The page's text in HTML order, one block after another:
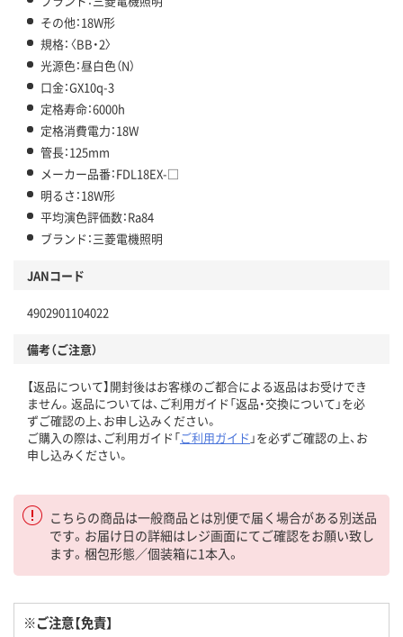
その他：18W形
規格：〈BB・2〉
光源色：昼白色（N）
口金：GX10q-3
定格寿命：6000h
定格消費電力：18W
管長：125mm
メーカー品番：FDL18EX-□
明るさ：18W形
平均演色評価数：Ra84
ブランド：三菱電機照明
JANコード
4902901104022
備考（ご注意）
【返品について】開封後はお客様のご都合による返品はお受けでき
ません。返品については、ご利用ガイド「返品・交換について」を必
ずご確認の上、お申し込みください。
ご購入の際は、ご利用ガイド「ご利用ガイド 」を必ずご確認の上、お
申し込みください。
こちらの商品は一般商品とは別便で届く場合がある別送品
です。お届け日の詳細はレジ画面にてご確認をお願い致し
ます。梱包形態／個装箱に1本入。
※ご注意【免責】